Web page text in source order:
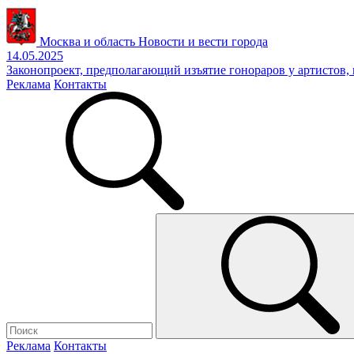
Москва и область Новости и вести города
14.05.2025
Законопроект, предполагающий изъятие гонораров у
Реклама Контакты
Реклама Контакты